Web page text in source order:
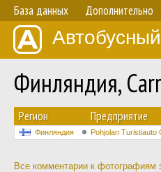
База данных Дополнительно
Финляндия,
Регион Предприятие
Финляндия Pohjolan Turistiauto
Все комментарии к фотографиям